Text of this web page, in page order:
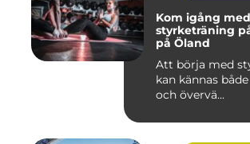
Kom igång med
styrketräning
på Öland
Att börja med
kan kännas
och övervä...